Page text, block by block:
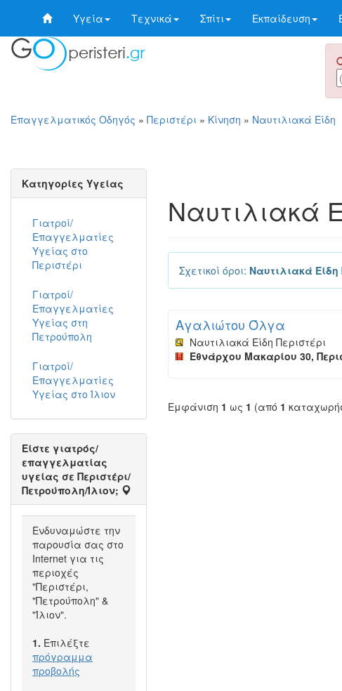
Υγεία Τεχνικά Σπίτι Εκπαίδευση
Επαγγελματικός Οδηγός » Περιστέρι » Κίνηση » Ναυτιλιακά Είδη
Ναυτιλιακά
Σχετικοί όροι: Ναυτιλιακά Είδη
Αγαλιώτου Όλγα
Ναυτιλιακά Είδη Περιστέρι
Εθνάρχου Μακαρίου 30,
Εμφάνιση 1 ως 1 (από 1
Κατηγορίες Υγείας
Γιατροί/
Επαγγελματίες
Υγείας στο
Περιστέρι
Γιατροί/
Επαγγελματίες
Υγείας στη
Πετρούπολη
Γιατροί/
Επαγγελματίες
Υγείας στο Ίλιον
Είστε γιατρός/
επαγγελματίας
υγείας σε Περιστέρι/
Πετρούπολη/Ίλιον;
Ενδυναμώστε την
παρουσία σας στο
Internet για τις
περιοχές
"Περιστέρι,
"Πετρούπολη" &
"Ίλιον".
1. Επιλέξτε
πρόγραμμα
προβολής